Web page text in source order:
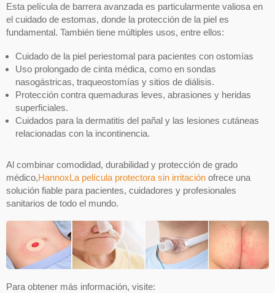
Esta película de barrera avanzada es particularmente valiosa en
el cuidado de estomas, donde la protección de la piel es
fundamental. También tiene múltiples usos, entre ellos:
Cuidado de la piel periestomal para pacientes con ostomías
Uso prolongado de cinta médica, como en sondas
nasogástricas, traqueostomías y sitios de diálisis.
Protección contra quemaduras leves, abrasiones y heridas
superficiales.
Cuidados para la dermatitis del pañal y las lesiones cutáneas
relacionadas con la incontinencia.
Al combinar comodidad, durabilidad y protección de grado
médico,HannoxLa película protectora sin irritación ofrece una
solución fiable para pacientes, cuidadores y profesionales
sanitarios de todo el mundo.
Para obtener más información, visite: